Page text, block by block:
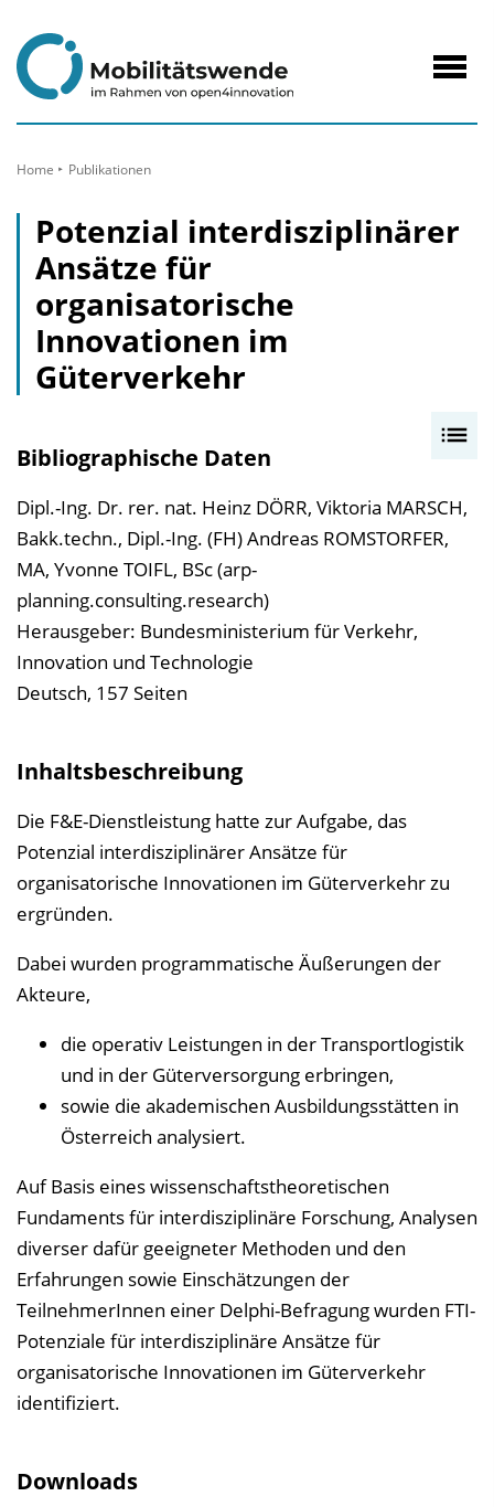
Inhalt
Home Publikationen
Potenzial interdisziplinärer
Ansätze für
organisatorische
Innovationen im
Güterverkehr
a
l
n
n
l
e
Bibliographische Daten
Dipl.-Ing. Dr. rer. nat. Heinz DÖRR, Viktoria MARSCH,
Bakk.techn., Dipl.-Ing. (FH) Andreas ROMSTORFER,
MA, Yvonne TOIFL, BSc (arp-
planning.consulting.research)
Herausgeber: Bundesministerium für Verkehr,
Innovation und Technologie
Deutsch, 157 Seiten
Inhaltsbeschreibung
Die F&E-Dienstleistung hatte zur Aufgabe, das
Potenzial interdisziplinärer Ansätze für
organisatorische Innovationen im Güterverkehr zu
ergründen.
Dabei wurden programmatische Äußerungen der
Akteure,
die operativ Leistungen in der Transportlogistik
und in der Güterversorgung erbringen,
sowie die akademischen Ausbildungsstätten in
Österreich analysiert.
Auf Basis eines wissenschaftstheoretischen
Fundaments für interdisziplinäre Forschung, Analysen
diverser dafür geeigneter Methoden und den
Erfahrungen sowie Einschätzungen der
TeilnehmerInnen einer Delphi-Befragung wurden FTI-
Potenziale für interdisziplinäre Ansätze für
organisatorische Innovationen im Güterverkehr
identifiziert.
Downloads